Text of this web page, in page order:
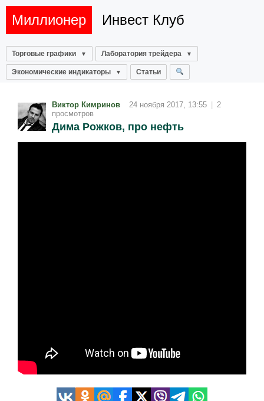
Миллионер Инвест Клуб
Торговые графики Лаборатория трейдера
Экономические индикаторы Статьи
Виктор Кимринов 24 ноября 2017, 13:55
2
просмотров
Дима Рожков, про нефть